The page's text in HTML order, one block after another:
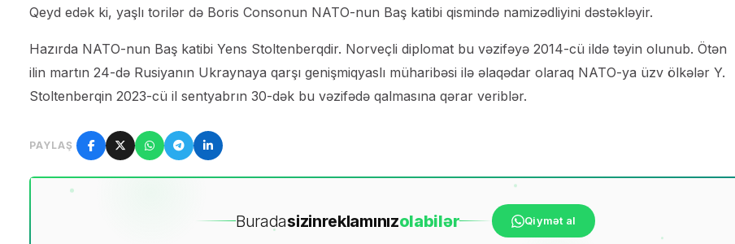
Qeyd edək ki, yaşlı torilər də Boris Consonun NATO-nun Baş katibi qismində namizədliyini dəstəkləyir.
Hazırda NATO-nun Baş katibi Yens Stoltenberqdir. Norveçli diplomat bu vəzifəyə 2014-cü ildə təyin olunub. Ötən
ilin martın 24-də Rusiyanın Ukraynaya qarşı genişmiqyaslı müharibəsi ilə əlaqədar olaraq NATO-ya üzv ölkələr Y.
Stoltenberqin 2023-cü il sentyabrın 30-dək bu vəzifədə qalmasına qərar veriblər.
PAYLAŞ
Buradasizinreklamınızolabilər Qiymət al